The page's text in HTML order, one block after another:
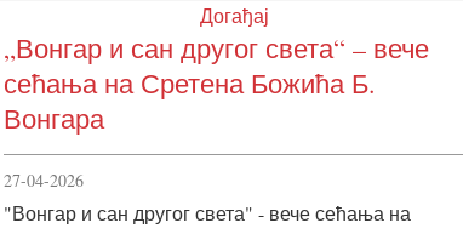
Догађај
„Вонгар и сан другог света“ – вече
сећања на Сретена Божића Б.
Вонгара
27-04-2026
"Вонгар и сан другог света" - вече сећања на